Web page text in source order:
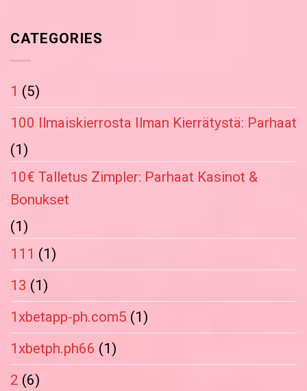
CATEGORIES
1 (5)
100 Ilmaiskierrosta Ilman Kierrätystä: Parhaat
(1)
10€ Talletus Zimpler: Parhaat Kasinot &
Bonukset
(1)
111 (1)
13 (1)
1xbetapp-ph.com5 (1)
1xbetph.ph66 (1)
2 (6)